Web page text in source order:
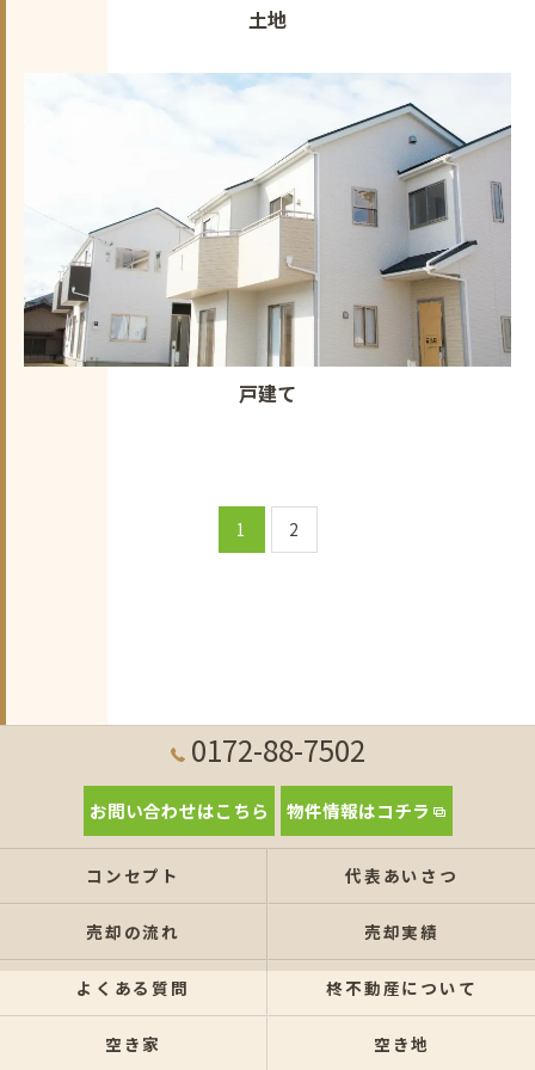
土地
戸建て
1 2
0172-88-7502
お問い合わせはこちら 物件情報はコチラ
コンセプト 代表あいさつ
売却の流れ 売却実績
よくある質問 柊不動産について
空き家 空き地